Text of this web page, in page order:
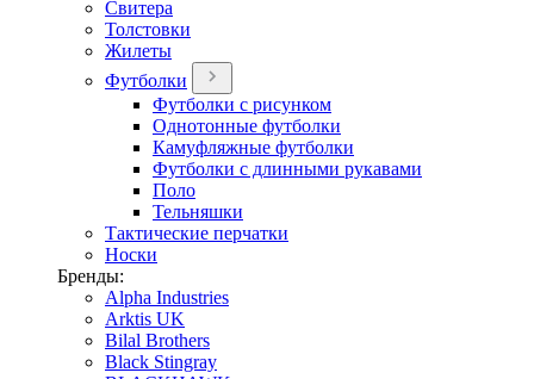
Свитера
Толстовки
Жилеты
Футболки
Футболки с рисунком
Однотонные футболки
Камуфляжные футболки
Футболки с длинными рукавами
Поло
Тельняшки
Тактические перчатки
Носки
Бренды:
Alpha Industries
Arktis UK
Bilal Brothers
Black Stingray